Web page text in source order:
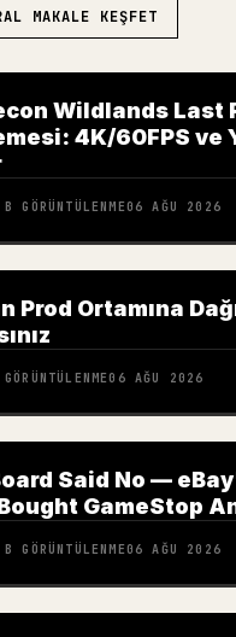
MAKALE KEŞFET
Wildlands Last
4K/60FPS ve
GÖRÜNTÜLENME06 AĞU 2026
Prod Ortamına
GÖRÜNTÜLENME06 AĞU 2026
Said No —
GameStop
GÖRÜNTÜLENME06 AĞU 2026